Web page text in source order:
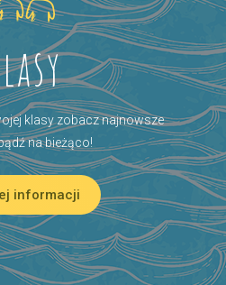
klasy zobacz najnowsze
na bieżąco!
informacji